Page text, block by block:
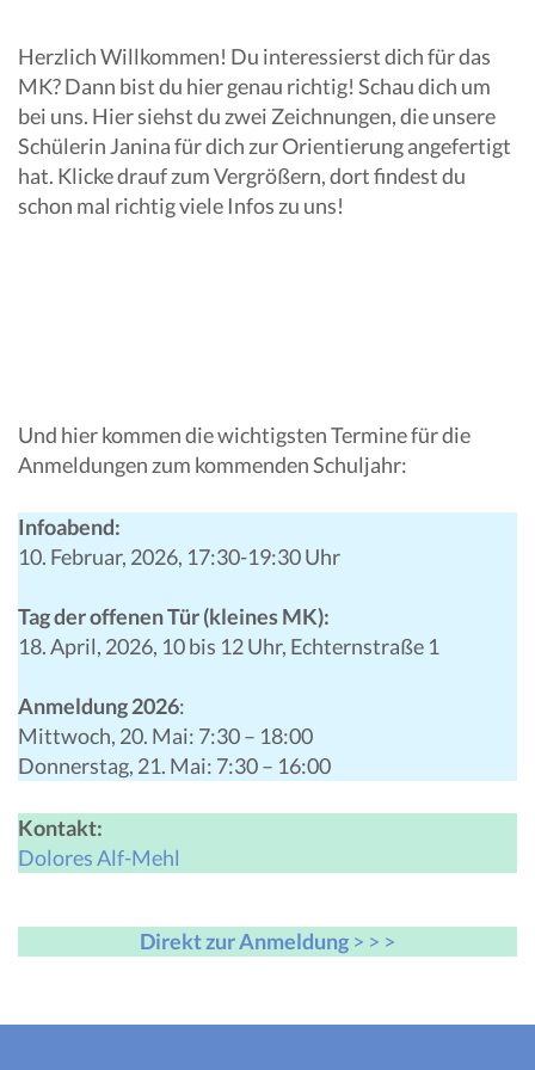
Herzlich Willkommen! Du interessierst dich für das
MK? Dann bist du hier genau richtig! Schau dich um
bei uns. Hier siehst du zwei Zeichnungen, die unsere
Schülerin Janina für dich zur Orientierung angefertigt
hat. Klicke drauf zum Vergrößern, dort findest du
schon mal richtig viele Infos zu uns!
Und hier kommen die wichtigsten Termine für die
Anmeldungen zum kommenden Schuljahr:
Infoabend:
10. Februar, 2026, 17:30-19:30 Uhr
Tag der offenen Tür (kleines MK):
18. April, 2026, 10 bis 12 Uhr, Echternstraße 1
Anmeldung2026:
Mittwoch, 20. Mai: 7:30 – 18:00
Donnerstag, 21. Mai: 7:30 – 16:00
Kontakt:
Dolores Alf-Mehl
Direkt zur Anmeldung > > >